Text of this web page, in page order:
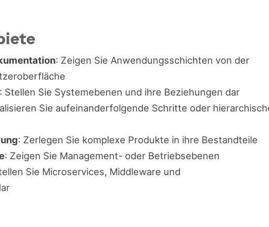
: Zeigen Sie Anwendungsschichten von der
: Stellen Sie Systemebenen und ihre Beziehungen dar
Sie aufeinanderfolgende Schritte oder
: Zerlegen Sie komplexe Produkte in ihre Bestandteile
: Zeigen Sie Management- oder Betriebsebenen
Sie Microservices, Middleware und